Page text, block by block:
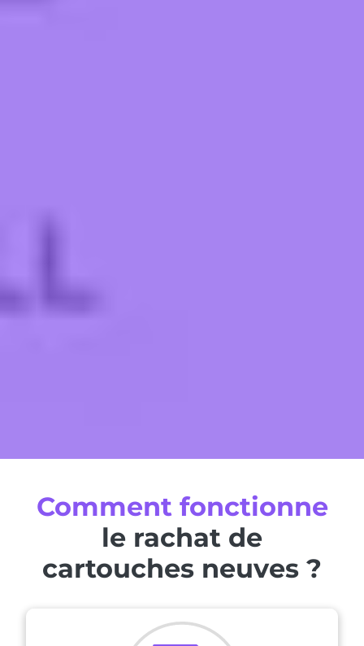
Comment fonctionne
le rachat de
cartouches neuves ?